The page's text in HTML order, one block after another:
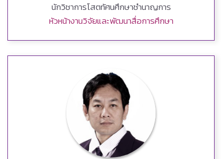
นักวิชาการโสตทัศนศึกษาชำนาญการ
หัวหน้างานวิจัยและพัฒนาสื่อการศึกษา